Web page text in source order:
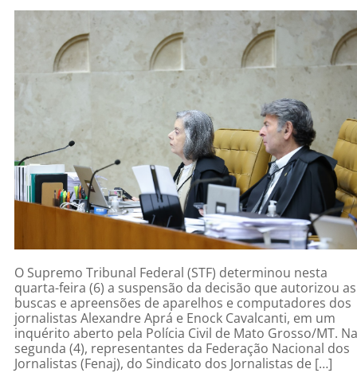
O Supremo Tribunal Federal (STF) determinou nesta
quarta-feira (6) a suspensão da decisão que autorizou as
buscas e apreensões de aparelhos e computadores dos
jornalistas Alexandre Aprá e Enock Cavalcanti, em um
inquérito aberto pela Polícia Civil de Mato Grosso/MT. Na
segunda (4), representantes da Federação Nacional dos
Jornalistas (Fenaj), do Sindicato dos Jornalistas de […]